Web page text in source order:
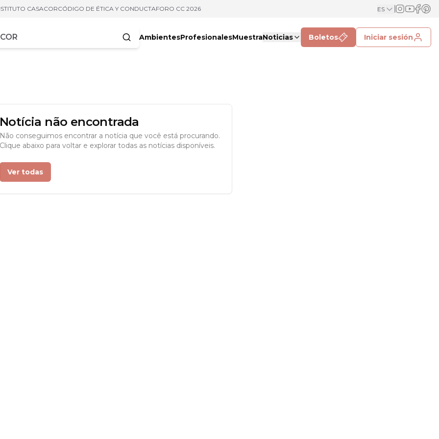
CASACORCÓDIGO DE ÉTICA Y CONDUCTAFORO CC 2026 ES
AmbientesProfesionalesMuestraNoticias Boletos Iniciar sesión
Notícia não encontrada
Não conseguimos encontrar a notícia que você está procurando.
Clique abaixo para voltar e explorar todas as notícias disponíveis.
Ver todas